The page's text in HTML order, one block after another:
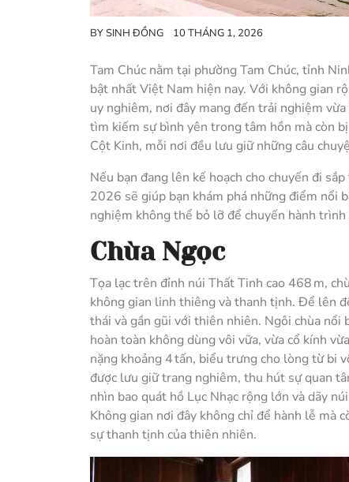
BYSINH ĐỒNG 10 THÁNG 1, 2026
Tam Chúc nằm tại phường Tam Chúc, tỉnh
bật nhất Việt Nam hiện nay. Với không gian
uy nghiêm, nơi đây mang đến trải nghiệm
tìm kiếm sự bình yên trong tâm hồn mà còn
Cột Kinh, mỗi nơi đều lưu giữ những câu
Nếu bạn đang lên kế hoạch cho chuyến đi
2026 sẽ giúp bạn khám phá những điểm nổi
nghiệm không thể bỏ lỡ để chuyến hành trình
Chùa Ngọc
Tọa lạc trên đỉnh núi Thất Tinh cao 468 m,
không gian linh thiêng và thanh tịnh. Để lên
thái và gần gũi với thiên nhiên. Ngôi chùa
hoàn toàn không dùng vôi vữa, vừa cổ kính
nặng khoảng 4 tấn, biểu trưng cho lòng từ bi
được lưu giữ trang nghiêm, thu hút sự quan
nhìn bao quát hồ Lục Nhạc rộng lớn và dãy
Không gian nơi đây không chỉ để hành lễ mà
sự thanh tịnh của thiên nhiên.